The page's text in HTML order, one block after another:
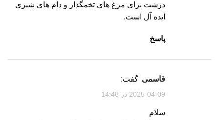
درشت برای مرغ های تخمگذار و دام های شیری
ایده آل است.
پاسخ
قاسمی گفت:
2025-04-09 در 14:48
سلام